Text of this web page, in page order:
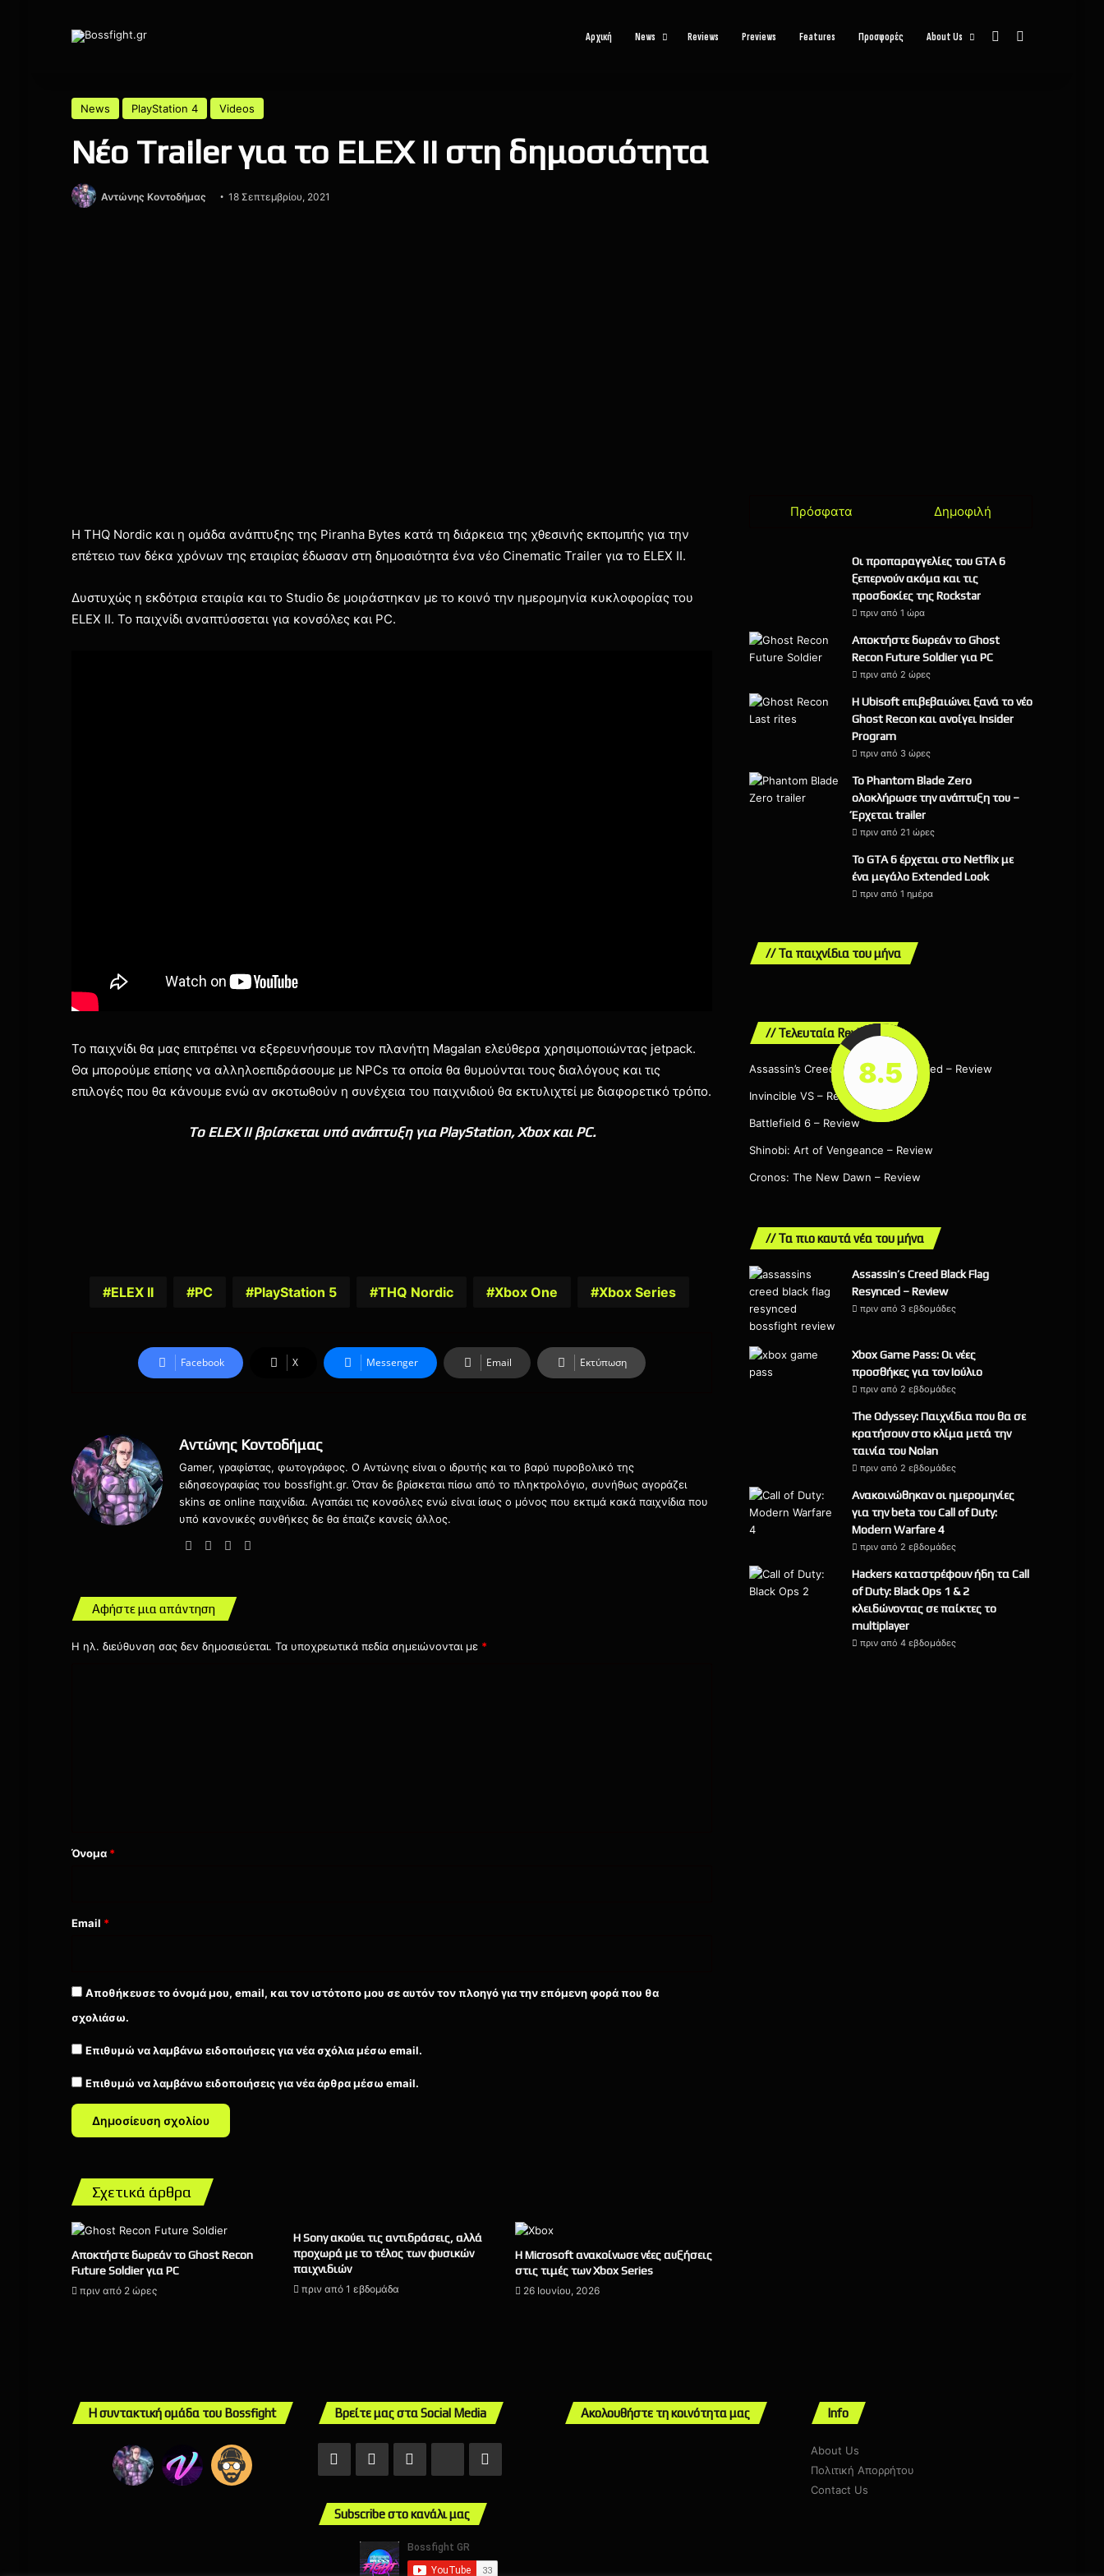
Αρχική News Reviews Previews Features Προσφορές About Us Sidebar
News PlayStation 4 Videos
Νέο Trailer για το ELEX II στη δημοσιότητα
Αντώνης Κοντοδήμας 18 Σεπτεμβρίου, 2021
Η THQ Nordic και η ομάδα ανάπτυξης της Piranha Bytes κατά τη διάρκεια της χθεσινής εκπομπής για την
επέτειο των δέκα χρόνων της εταιρίας έδωσαν στη δημοσιότητα ένα νέο Cinematic Trailer για το ELEX II.
Δυστυχώς η εκδότρια εταιρία και το Studio δε μοιράστηκαν με το κοινό την ημερομηνία κυκλοφορίας του
ELEX II. Το παιχνίδι αναπτύσσεται για κονσόλες και PC.
Το παιχνίδι θα μας επιτρέπει να εξερευνήσουμε τον πλανήτη Magalan ελεύθερα χρησιμοποιώντας jetpack.
Θα μπορούμε επίσης να αλληλοεπιδράσουμε με NPCs τα οποία θα θυμούνται τους διαλόγους και τις
επιλογές που θα κάνουμε ενώ αν σκοτωθούν η συνέχεια του παιχνιδιού θα εκτυλιχτεί με διαφορετικό τρόπο.
To ELEX II βρίσκεται υπό ανάπτυξη για PlayStation, Xbox και PC.
ELEX II PC PlayStation 5 THQ Nordic Xbox One Xbox Series
Facebook X Messenger Email Εκτύπωση
Αντώνης Κοντοδήμας
Gamer, γραφίστας, φωτογράφος. Ο Αντώνης είναι ο ιδρυτής και το βαρύ πυροβολικό της
ειδησεογραφίας του bossfight.gr. Όταν δε βρίσκεται πίσω από το πληκτρολόγιο, συνήθως αγοράζει
skins σε online παιχνίδια. Αγαπάει τις κονσόλες ενώ είναι ίσως ο μόνος που εκτιμά κακά παιχνίδια που
υπό κανονικές συνθήκες δε θα έπαιζε κανείς άλλος.
WebsiteFacebook
X
Αφήστε μια απάντηση
Η ηλ. διεύθυνση σας δεν δημοσιεύεται. Τα υποχρεωτικά πεδία σημειώνονται με *
Όνομα *
Email *
Αποθήκευσε το όνομά μου, email, και τον ιστότοπο μου σε αυτόν τον πλοηγό για την επόμενη φορά που θα
σχολιάσω.
Επιθυμώ να λαμβάνω ειδοποιήσεις για νέα σχόλια μέσω email.
Επιθυμώ να λαμβάνω ειδοποιήσεις για νέα άρθρα μέσω email.
Σχετικά άρθρα
Αποκτήστε δωρεάν το Ghost Recon
Future Soldier για PC
πριν από 2 ώρες
Η Sony ακούει τις αντιδράσεις, αλλά
προχωρά με το τέλος των φυσικών
παιχνιδιών
πριν από 1 εβδομάδα
Η Microsoft ανακοίνωσε νέες αυξήσεις
στις τιμές των Xbox Series
26 Ιουνίου, 2026
Πρόσφατα Δημοφιλή
Οι προπαραγγελίες του GTA 6
ξεπερνούν ακόμα και τις
προσδοκίες της Rockstar
πριν από 1 ώρα
Αποκτήστε δωρεάν το Ghost
Recon Future Soldier για PC
πριν από 2 ώρες
Η Ubisoft επιβεβαιώνει ξανά το νέο
Ghost Recon και ανοίγει Insider
Program
πριν από 3 ώρες
Το Phantom Blade Zero
ολοκλήρωσε την ανάπτυξη του –
Έρχεται trailer
πριν από 21 ώρες
Το GTA 6 έρχεται στο Netflix με
ένα μεγάλο Extended Look
πριν από 1 ημέρα
// Τα παιχνίδια του μήνα
// Τελευταία Reviews
Assassin’s Creed Black Flag Resynced – Review
9
Invincible VS – Review
7
Battlefield 6 – Review
8.5
Shinobi: Art of Vengeance – Review
9
Cronos: The New Dawn – Review
8.5
// Τα πιο καυτά νέα του μήνα
9
Assassin’s Creed Black Flag
Resynced – Review
πριν από 3 εβδομάδες
Xbox Game Pass: Οι νέες
προσθήκες για τον Ιούλιο
πριν από 2 εβδομάδες
The Odyssey: Παιχνίδια που θα σε
κρατήσουν στο κλίμα μετά την
ταινία του Nolan
πριν από 2 εβδομάδες
Ανακοινώθηκαν οι ημερομηνίες
για την beta του Call of Duty:
Modern Warfare 4
πριν από 2 εβδομάδες
Hackers καταστρέφουν ήδη τα Call
of Duty: Black Ops 1 & 2
κλειδώνοντας σε παίκτες το
multiplayer
πριν από 4 εβδομάδες
Η συντακτική ομάδα του Bossfight Βρείτε μας στα Social Media
Facebook InstagramTikTok
Subscribe στο κανάλι μας
Ακολουθήστε τη κοινότητα μας Info
About Us
Πολιτική Απορρήτου
Contact Us